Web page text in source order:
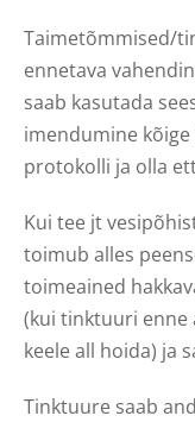
Taimetõmmised/
ennetava
saab kasutada
imendumine
protokolli ja olla
Kui tee jt
toimub alles
toimeained
(kui tinktuuri enne
keele all hoida) ja
Tinktuure saab